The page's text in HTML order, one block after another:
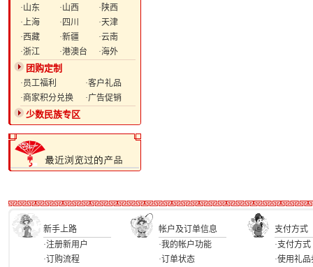
·山东
·山西
·陕西
·上海
·四川
·天津
·西藏
·新疆
·云南
·浙江
·港澳台 ·海外
团购定制
·员工福利
·客户礼品
·商家积分兑换
·广告促销
少数民族专区
新手上路 帐户及订单信息
支付方式
·注册新用户
·订购流程
·我的帐户功能
·订单状态
·支付方式
·使用礼品